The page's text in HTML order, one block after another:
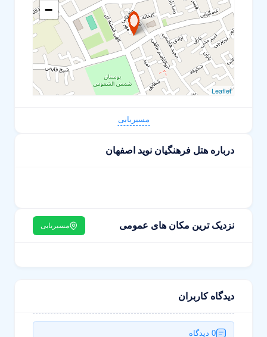
−
Leaflet
مسیریابی
درباره هتل فرهنگیان نوید اصفهان
نزدیک ترین مکان های عمومی مسیریابی
دیدگاه کاربران
0 دیدگاه